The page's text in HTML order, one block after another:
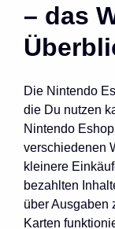
– das
Die Nintendo
die Du nutzen
Nintendo
verschiedenen
kleinere
bezahlten
über Ausgaben
Karten